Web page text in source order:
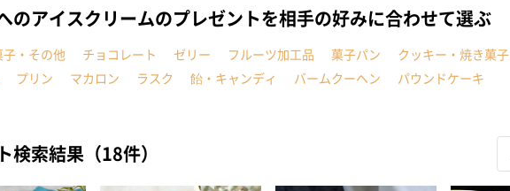
のアイスクリームのプレゼントを相手の好みに合わせて選ぶ
子・その他 チョコレート ゼリー フルーツ加工品 菓子パン
クッキー・焼き菓子
プリン マカロン ラスク 飴・キャンディ バームクーヘン パウンドケーキ
検索結果（18件）